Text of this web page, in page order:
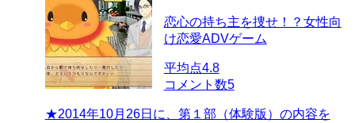
恋心の持ち主を捜せ！？女性向
け恋愛ADVゲーム
平均点4.8
コメント数5
★2014年10月26日に、第１部（体験版）の内容を